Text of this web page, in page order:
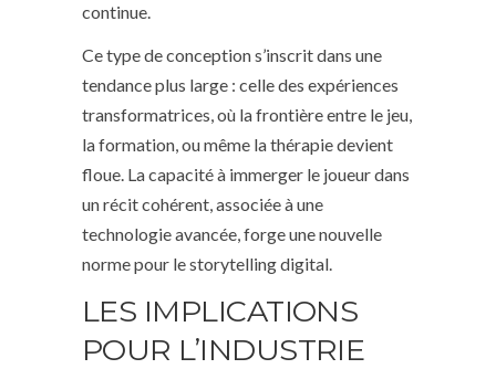
continue.
Ce type de conception s’inscrit dans une
tendance plus large : celle des expériences
transformatrices, où la frontière entre le jeu,
la formation, ou même la thérapie devient
floue. La capacité à immerger le joueur dans
un récit cohérent, associée à une
technologie avancée, forge une nouvelle
norme pour le storytelling digital.
LES IMPLICATIONS
POUR L’INDUSTRIE